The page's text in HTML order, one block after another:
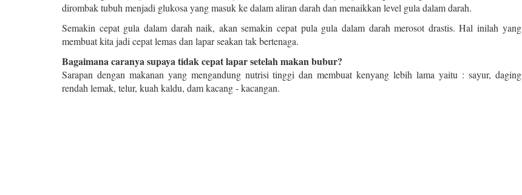
dirombak tubuh menjadi glukosa yang masuk ke dalam aliran darah dan menaikkan level gula dalam darah.
Semakin cepat gula dalam darah naik, akan semakin cepat pula gula dalam darah merosot drastis. Hal inilah yang
membuat kita jadi cepat lemas dan lapar seakan tak bertenaga.
Bagaimana caranya supaya tidak cepat lapar setelah makan bubur?
Sarapan dengan makanan yang mengandung nutrisi tinggi dan membuat kenyang lebih lama yaitu : sayur, daging
rendah lemak, telur, kuah kaldu, dam kacang - kacangan.